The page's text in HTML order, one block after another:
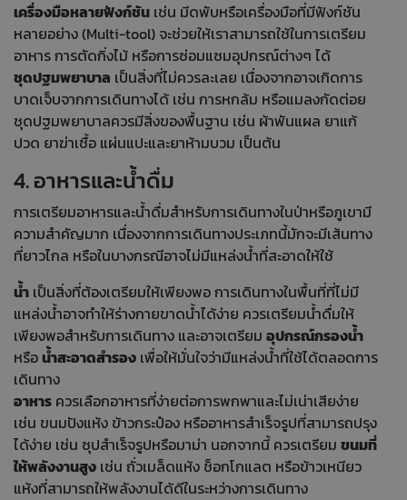
เครื่องมือหลายฟังก์ชัน เช่น มีดพับหรือเครื่องมือที่มีฟังก์ชัน
หลายอย่าง (Multi-tool) จะช่วยให้เราสามารถใช้ในการเตรียม
อาหาร การตัดกิ่งไม้ หรือการซ่อมแซมอุปกรณ์ต่างๆ ได้
ชุดปฐมพยาบาล เป็นสิ่งที่ไม่ควรละเลย เนื่องจากอาจเกิดการ
บาดเจ็บจากการเดินทางได้ เช่น การหกล้ม หรือแมลงกัดต่อย
ชุดปฐมพยาบาลควรมีสิ่งของพื้นฐาน เช่น ผ้าพันแผล ยาแก้
ปวด ยาฆ่าเชื้อ แผ่นแปะและยาห้ามบวม เป็นต้น
4. อาหารและน้ำดื่ม
การเตรียมอาหารและน้ำดื่มสำหรับการเดินทางในป่าหรือภูเขามี
ความสำคัญมาก เนื่องจากการเดินทางประเภทนี้มักจะมีเส้นทาง
ที่ยาวไกล หรือในบางกรณีอาจไม่มีแหล่งน้ำที่สะอาดให้ใช้
น้ำ เป็นสิ่งที่ต้องเตรียมให้เพียงพอ การเดินทางในพื้นที่ที่ไม่มี
แหล่งน้ำอาจทำให้ร่างกายขาดน้ำได้ง่าย ควรเตรียมน้ำดื่มให้
เพียงพอสำหรับการเดินทาง และอาจเตรียม อุปกรณ์กรองน้ำ
หรือน้ำสะอาดสำรอง เพื่อให้มั่นใจว่ามีแหล่งน้ำที่ใช้ได้ตลอดการ
เดินทาง
อาหาร ควรเลือกอาหารที่ง่ายต่อการพกพาและไม่เน่าเสียง่าย
เช่น ขนมปังแห้ง ข้าวกระป๋อง หรืออาหารสำเร็จรูปที่สามารถปรุง
ได้ง่าย เช่น ซุปสำเร็จรูปหรือมาม่า นอกจากนี้ ควรเตรียม ขนมที่
ให้พลังงานสูง เช่น ถั่วเมล็ดแห้ง ช็อกโกแลต หรือข้าวเหนียว
แห้งที่สามารถให้พลังงานได้ดีในระหว่างการเดินทาง